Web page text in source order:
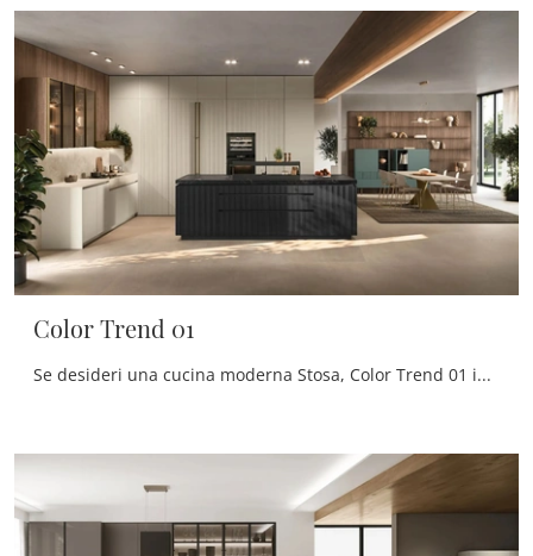
Color Trend 01
Se desideri una cucina moderna Stosa, Color Trend 01 in laccato opaco ti attende nel nostro negozio di Cucine Moderne con isola.